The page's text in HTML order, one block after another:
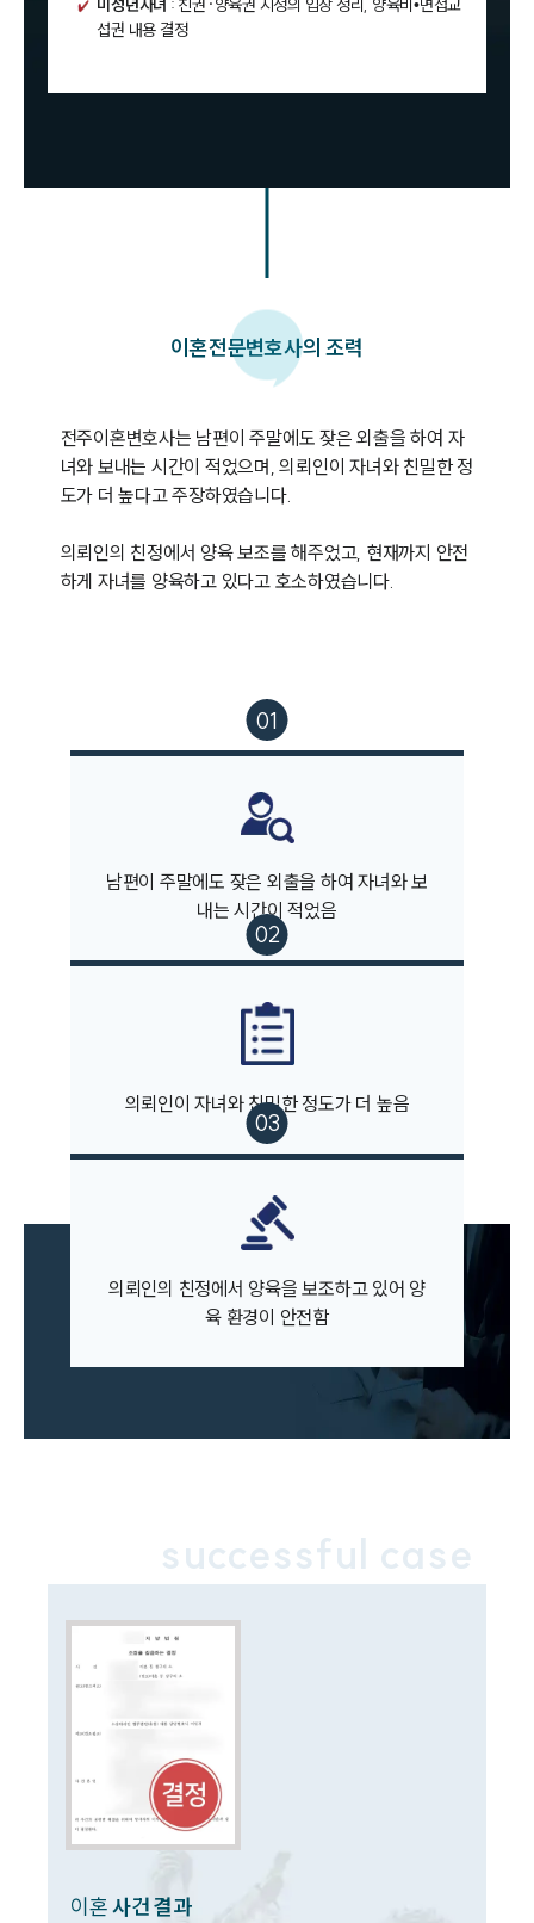
부소개
대륜의 강점
오시는 길
글로벌 파트너 로펌
통합검색
AI대륜
업무사례
사례분석/최신동향
이혼소송·상담후기
업무
전체
이혼 양육비계산기
상간자위자료계산기
이혼전문변호사
소식/자료
미성년자녀 : 친권·양육권 지정의 입장 정리, 양육비•면접교
섭권 내용 결정
이혼전문변호사의 조력
전주이혼변호사는 남편이 주말에도 잦은 외출을 하여 자
녀와 보내는 시간이 적었으며, 의뢰인이 자녀와 친밀한 정
도가 더 높다고 주장하였습니다.
의뢰인의 친정에서 양육 보조를 해주었고, 현재까지 안전
하게 자녀를 양육하고 있다고 호소하였습니다.
남편이 주말에도 잦은 외출을 하여 자녀와 보
내는 시간이 적었음
의뢰인이 자녀와 친밀한 정도가 더 높음
의뢰인의 친정에서 양육을 보조하고 있어 양
육 환경이 안전함
successful case
이혼사건 결과